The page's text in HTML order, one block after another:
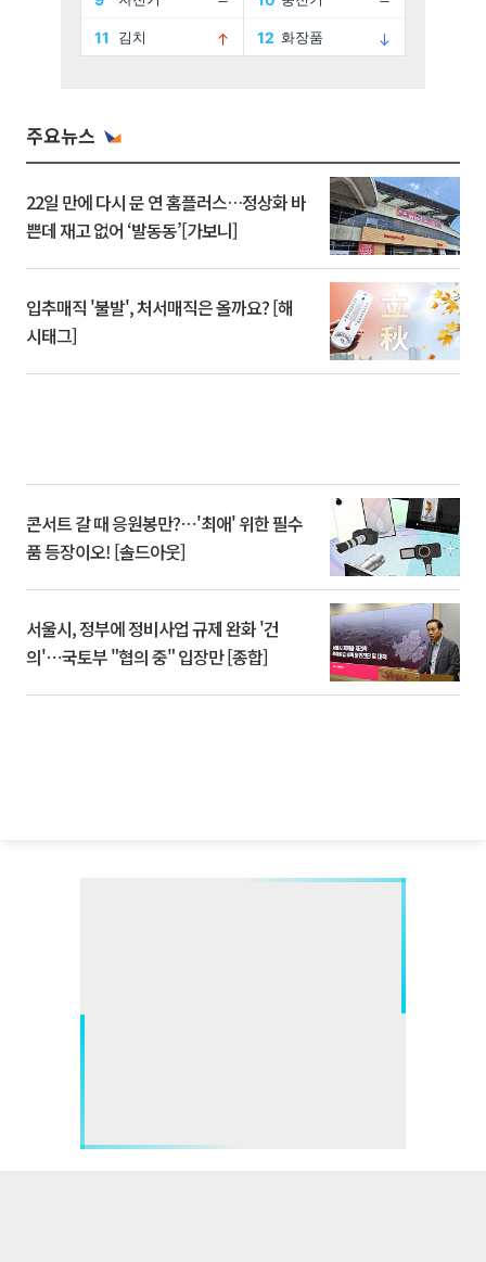
주요뉴스
22일 만에 다시 문 연 홈플러스…정상화 바
쁜데 재고 없어 ‘발동동’[가보니]
입추매직 '불발', 처서매직은 올까요? [해
시태그]
콘서트 갈 때 응원봉만?⋯'최애' 위한 필수
품 등장이오! [솔드아웃]
서울시, 정부에 정비사업 규제 완화 '건
의'⋯국토부 "협의 중" 입장만 [종합]